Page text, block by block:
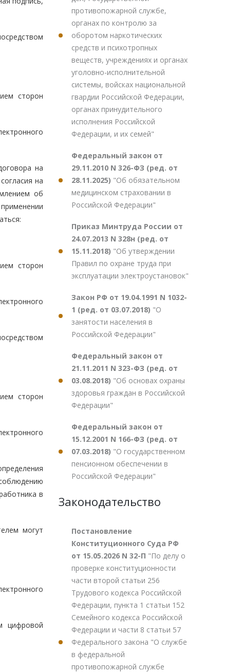
сторон
на
на
об
сторон
сторон
в
могут
цифровой
противопожарной службе,
органах по контролю за
оборотом наркотических
средств и психотропных
веществ, учреждениях и органах
уголовно-исполнительной
системы, войсках национальной
гвардии Российской Федерации,
органах принудительного
исполнения Российской
Федерации, и их семей"
Федеральный закон от
29.11.2010 N 326-ФЗ (ред. от
28.11.2025) "Об обязательном
медицинском страховании в
Российской Федерации"
Приказ Минтруда России от
24.07.2013 N 328н (ред. от
15.11.2018) "Об утверждении
Правил по охране труда при
эксплуатации электроустановок"
Закон РФ от 19.04.1991 N 1032-
1 (ред. от 03.07.2018) "О
занятости населения в
Российской Федерации"
Федеральный закон от
21.11.2011 N 323-ФЗ (ред. от
03.08.2018) "Об основах охраны
здоровья граждан в Российской
Федерации"
Федеральный закон от
15.12.2001 N 166-ФЗ (ред. от
07.03.2018) "О государственном
пенсионном обеспечении в
Российской Федерации"
Законодательство
Постановление
Конституционного Суда РФ
от 15.05.2026 N 32-П "По делу о
проверке конституционности
части второй статьи 256
Трудового кодекса Российской
Федерации, пункта 1 статьи 152
Семейного кодекса Российской
Федерации и части 8 статьи 57
Федерального закона "О службе
в федеральной
противопожарной службе